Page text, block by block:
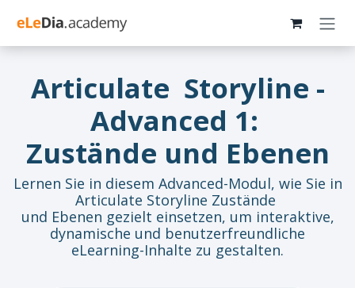
Articulate Storyline -
Advanced 1:
Zustände und Ebenen
Lernen Sie in diesem Advanced-Modul, wie Sie in
Articulate Storyline Zustände
und Ebenen gezielt einsetzen, um interaktive,
dynamische und benutzerfreundliche
eLearning-Inhalte zu gestalten.